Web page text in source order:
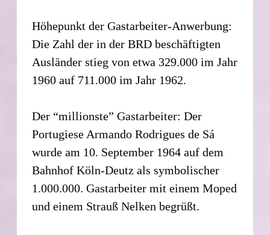
Höhepunkt der Gastarbeiter-Anwerbung:
Die Zahl der in der BRD beschäftigten
Ausländer stieg von etwa 329.000 im Jahr
1960 auf 711.000 im Jahr 1962.
Der “millionste” Gastarbeiter: Der
Portugiese Armando Rodrigues de Sá
wurde am 10. September 1964 auf dem
Bahnhof Köln-Deutz als symbolischer
1.000.000. Gastarbeiter mit einem Moped
und einem Strauß Nelken begrüßt.